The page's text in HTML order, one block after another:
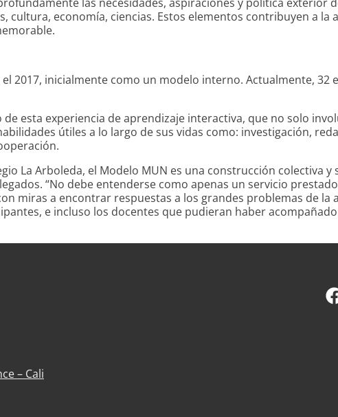
economía, ciencias. Estos elementos contribuyen a la
2017, inicialmente como un modelo interno. Actualmente,
esta experiencia de aprendizaje interactiva, que no solo
útiles a lo largo de sus vidas como: investigación,
La Arboleda, el Modelo MUN es una construcción colectiva
“No debe entenderse como apenas un servicio
miras a encontrar respuestas a los grandes problemas de
e incluso los docentes que pudieran haber
– Cali